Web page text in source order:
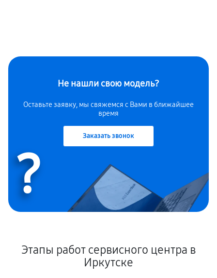
Не нашли свою модель?
Оставьте заявку, мы свяжемся с Вами в ближайшее
время
Заказать звонок
?
Этапы работ сервисного центра в
Иркутске